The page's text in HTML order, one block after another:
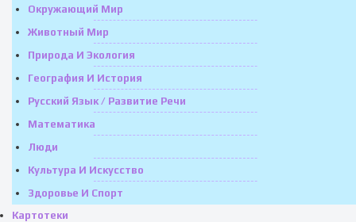
Окружающий Мир
Животный Мир
Природа И Экология
География И История
Русский Язык / Развитие Речи
Математика
Люди
Культура И Искусство
Здоровье И Спорт
Картотеки